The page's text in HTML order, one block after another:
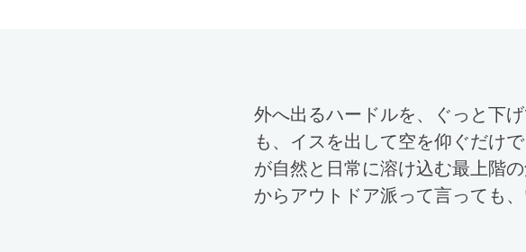
外へ出るハードルを、ぐっと下
も、イスを出して空を仰ぐだけ
が自然と日常に溶け込む最上階
からアウトドア派って言っても